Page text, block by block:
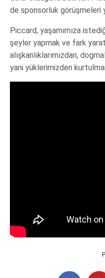
de sponsorluk
Piccard, yaşamımıza
şeyler yapmak ve fark
alışkanlıklarımızdan,
yani yüklerimizden